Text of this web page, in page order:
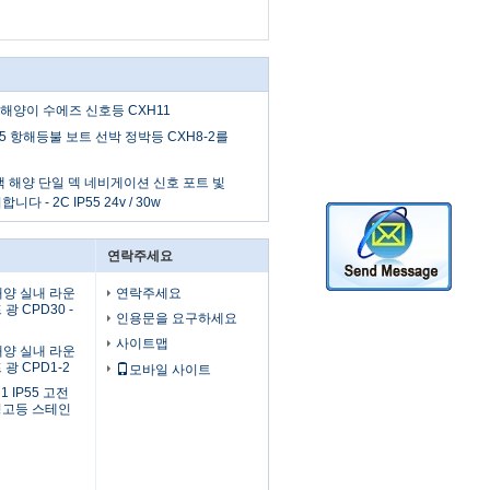
양이 수에즈 신호등 CXH11
항해등불 보트 선박 정박등 CXH8-2를
해양 단일 덱 네비게이션 신호 포트 빛
니다 - 2C IP55 24v / 30w
실내 라운
광 CPD30 -
실내 라운
광 CPD1-2
IP55 고전
등 스테인
연락주세요
연락주세요
인용문을 요구하세요
사이트맵
모바일 사이트